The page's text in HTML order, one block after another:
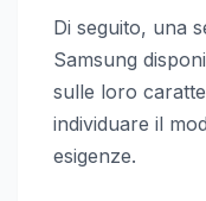
Di seguito, una
Samsung
sulle loro
individuare il
esigenze.